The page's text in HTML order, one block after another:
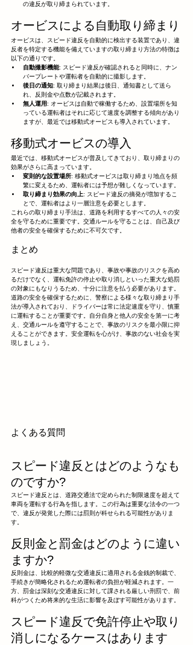
の違反が取り締まられています。
オービスによる自動取り締まり
オービスは、スピード違反を自動的に検出する装置であり、違
反者を特定する機能を備えていますの取り締まり方法の特徴は
以下の通りです。
自動撮影機能: スピード違反が確認されると同時に、ナン
バープレートや運転者を自動的に撮影します。
後日の通知: 取り締まり結果は後日、通知書として送ら
れ、反則金や点数が記載されます。
無人運用: オービスは自動で稼働するため、設置場所を知
っている運転者はそれに応じて速度を調整する傾向があり
ますが、最近では移動式オービスも導入されています。
移動式オービスの導入
最近では、移動式オービスが普及してきており、取り締まりの
効果がさらに高まっています。
変則的な設置場所: 移動式オービスは取り締まり地点を頻
繁に変えるため、運転者には予想が難しくなっています。
取り締まり効果の向上: スピード違反の摘発が増加するこ
とで、運転者はより一層注意を必要とします。
これらの取り締まり手法は、道路を利用するすべての人々の安
全を守るために重要です。交通ルールを守ることは、自己及び
他者の安全を確保するために不可欠です。
まとめ
スピード違反は重大な問題であり、事故や事故のリスクを高め
るだけでなく、運転免許の停止や取り消しといった重大な処罰
の対象にもなりうるため、十分に注意を払う必要があります。
道路の安全を確保するために、警察による様々な取り締まり手
法が導入されており、ドライバーは常に法定速度を守り、慎重
に運転することが重要です。自分自身と他人の安全を第一に考
え、交通ルールを遵守することで、事故のリスクを最小限に抑
えることができます。安全運転を心がけ、事故のない社会を実
現しましょう。
よくある質問
スピード違反とはどのようなも
のですか?
スピード違反とは、道路交通法で定められた制限速度を超えて
車両を運転する行為を指します。この行為は重要な法令の一つ
で、違反が発覚した際には罰則が科せられる可能性がありま
す。
反則金と罰金はどのように違い
ますか?
反則金は、比較的軽微な交通違反に適用される金銭的制裁で、
手続きが簡略化されるため運転者の負担が軽減されます。一
方、罰金は深刻な交通違反に対して課される厳しい刑罰で、前
科がつくため将来的な生活に影響を及ぼす可能性があります。
スピード違反で免許停止や取り
消しになるケースはあります